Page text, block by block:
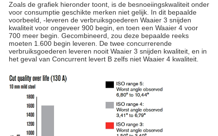
Zoals de grafiek hieronder toont, is de besnoeiingskwaliteit onder
voor consumptie geschikte merken niet gelijk. In dit bepaalde
voorbeeld, -leveren de verbruiksgoederen Waaier 3 snijden
kwaliteit voor ongeveer 900 begin, en toen een Waaier 4 voor
700 meer begin. Gecombineerd, zou deze bepaalde reeks
moeten 1.600 begin leveren. De twee concurrerende
verbruiksgoederen leveren nooit Waaier 3 snijden kwaliteit, en in
het geval van Concurrent levert B zelfs niet Waaier 4 kwaliteit.